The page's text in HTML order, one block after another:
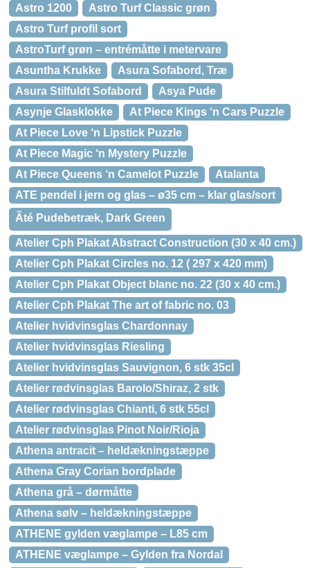
Astro 1200
Astro Turf Classic grøn
Astro Turf profil sort
AstroTurf grøn – entrémåtte i metervare
Asuntha Krukke
Asura Sofabord, Træ
Asura Stilfuldt Sofabord
Asya Pude
Asynje Glasklokke
At Piece Kings ‘n Cars Puzzle
At Piece Love ‘n Lipstick Puzzle
At Piece Magic ‘n Mystery Puzzle
At Piece Queens ‘n Camelot Puzzle
Atalanta
ATE pendel i jern og glas – ø35 cm – klar glas/sort
Ãté Pudebetræk, Dark Green
Atelier Cph Plakat Abstract Construction (30 x 40 cm.)
Atelier Cph Plakat Circles no. 12 ( 297 x 420 mm)
Atelier Cph Plakat Object blanc no. 22 (30 x 40 cm.)
Atelier Cph Plakat The art of fabric no. 03
Atelier hvidvinsglas Chardonnay
Atelier hvidvinsglas Riesling
Atelier hvidvinsglas Sauvignon, 6 stk 35cl
Atelier rødvinsglas Barolo/Shiraz, 2 stk
Atelier rødvinsglas Chianti, 6 stk 55cl
Atelier rødvinsglas Pinot Noir/Rioja
Athena antracit – heldækningstæppe
Athena Gray Corian bordplade
Athena grå – dørmåtte
Athena sølv – heldækningstæppe
ATHENE gylden væglampe – L85 cm
ATHENE væglampe – Gylden fra Nordal